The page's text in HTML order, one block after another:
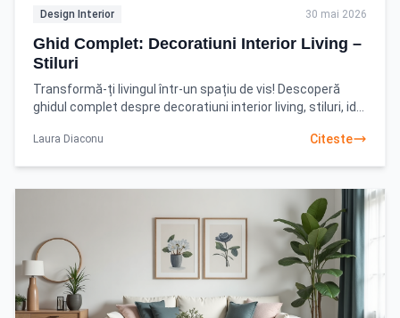
Design Interior 30 mai 2026
Ghid Complet: Decoratiuni Interior Living –
Stiluri
Transformă-ți livingul într-un spațiu de vis! Descoperă
ghidul complet despre decoratiuni interior living, stiluri, idei
Laura Diaconu Citeste